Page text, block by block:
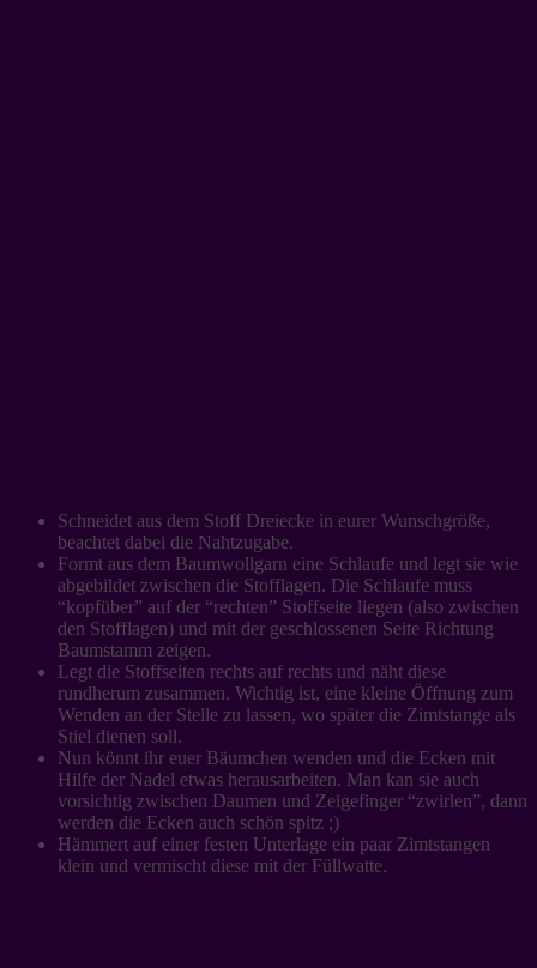
Schneidet aus dem Stoff Dreiecke in eurer Wunschgröße,
beachtet dabei die Nahtzugabe.
Formt aus dem Baumwollgarn eine Schlaufe und legt sie wie
abgebildet zwischen die Stofflagen. Die Schlaufe muss
“kopfüber” auf der “rechten” Stoffseite liegen (also zwischen
den Stofflagen) und mit der geschlossenen Seite Richtung
Baumstamm zeigen.
Legt die Stoffseiten rechts auf rechts und näht diese
rundherum zusammen. Wichtig ist, eine kleine Öffnung zum
Wenden an der Stelle zu lassen, wo später die Zimtstange als
Stiel dienen soll.
Nun könnt ihr euer Bäumchen wenden und die Ecken mit
Hilfe der Nadel etwas herausarbeiten. Man kan sie auch
vorsichtig zwischen Daumen und Zeigefinger “zwirlen”, dann
werden die Ecken auch schön spitz ;)
Hämmert auf einer festen Unterlage ein paar Zimtstangen
klein und vermischt diese mit der Füllwatte.